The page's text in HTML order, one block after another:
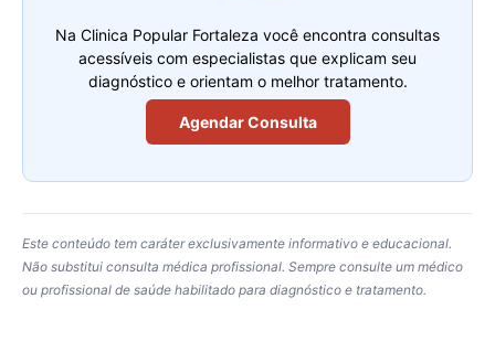
Na Clinica Popular Fortaleza você encontra consultas
acessíveis com especialistas que explicam seu
diagnóstico e orientam o melhor tratamento.
Agendar Consulta
Este conteúdo tem caráter exclusivamente informativo e educacional.
Não substitui consulta médica profissional. Sempre consulte um médico
ou profissional de saúde habilitado para diagnóstico e tratamento.